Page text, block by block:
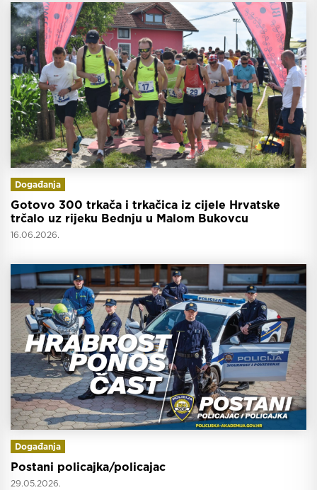
Događanja
Gotovo 300 trkača i trkačica iz cijele Hrvatske
trčalo uz rijeku Bednju u Malom Bukovcu
16.06.2026.
Događanja
Postani policajka/policajac
29.05.2026.